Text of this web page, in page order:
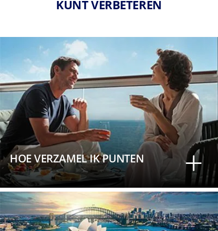
KUNT VERBETEREN
HOE VERZAMEL IK PUNTEN